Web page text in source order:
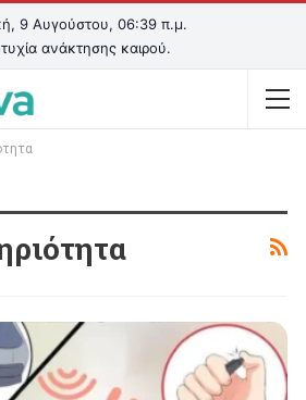
9 Αυγούστου, 06:39 π.μ.
ανάκτησης καιρού.